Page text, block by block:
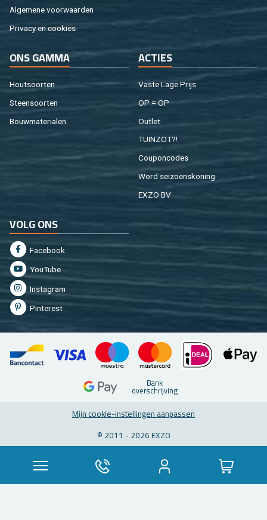
Al­ge­me­ne voor­waar­den
Pri­va­cy en coo­kies
ONS GAMMA
Hout­soor­ten
Steen­soor­ten
Bouw­ma­te­ri­a­len
AC­TIES
Vaste Lage Prijs
OP = OP
Out­let
TUIN­ZOT?!
Cou­pon­co­des
Word sei­zoens­ko­ning
EXZO BV
VOLG ONS
Fa­cebook
You­Tu­be
In­st­agram
Pin­te­rest
Bank
over­schrij­ving
Mijn coo­kie-in­stel­lin­gen aan­pas­sen
© 2011 - 2026 EXZO